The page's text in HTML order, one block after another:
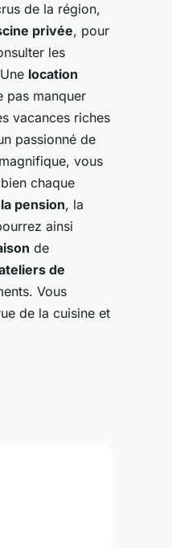
de la région,
privée, pour
les
location
pas manquer
vacances riches
passionné de
vous
chaque
pension, la
ainsi
de
de
Vous
de la cuisine et